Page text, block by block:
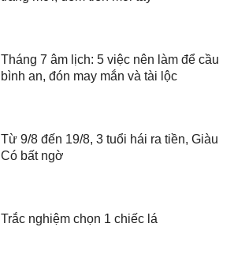
Tháng 7 âm lịch: 5 việc nên làm để cầu
bình an, đón may mắn và tài lộc
Từ 9/8 đến 19/8, 3 tuổi hái ra tiền, Giàu
Có bất ngờ
Trắc nghiệm chọn 1 chiếc lá